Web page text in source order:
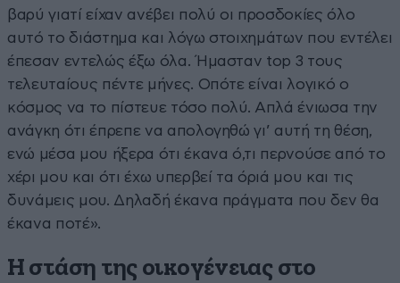
βαρύ γιατί είχαν ανέβει πολύ οι προσδοκίες όλο
αυτό το διάστημα και λόγω στοιχημάτων που εντέλει
έπεσαν εντελώς έξω όλα. Ήμασταν top 3 τους
τελευταίους πέντε μήνες. Οπότε είναι λογικό ο
κόσμος να το πίστευε τόσο πολύ. Απλά ένιωσα την
ανάγκη ότι έπρεπε να απολογηθώ γι’ αυτή τη θέση,
ενώ μέσα μου ήξερα ότι έκανα ό,τι περνούσε από το
χέρι μου και ότι έχω υπερβεί τα όριά μου και τις
δυνάμεις μου. Δηλαδή έκανα πράγματα που δεν θα
έκανα ποτέ».
Η στάση της οικογένειας στο